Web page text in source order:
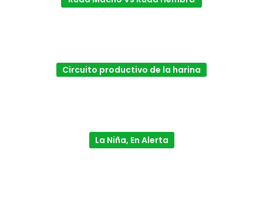
Circuito productivo de la harina
La Niña, En Alerta